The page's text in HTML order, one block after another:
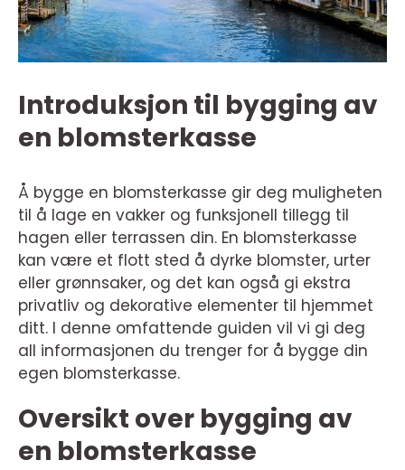
Introduksjon til bygging av
en blomsterkasse
Å bygge en blomsterkasse gir deg muligheten
til å lage en vakker og funksjonell tillegg til
hagen eller terrassen din. En blomsterkasse
kan være et flott sted å dyrke blomster, urter
eller grønnsaker, og det kan også gi ekstra
privatliv og dekorative elementer til hjemmet
ditt. I denne omfattende guiden vil vi gi deg
all informasjonen du trenger for å bygge din
egen blomsterkasse.
Oversikt over bygging av
en blomsterkasse